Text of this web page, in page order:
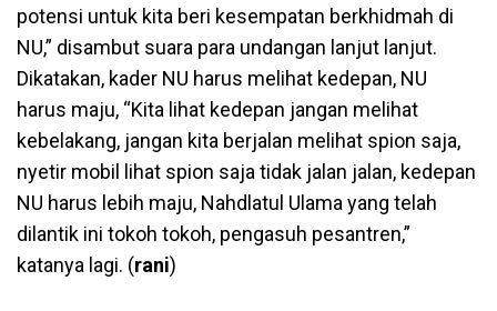
potensi untuk kita beri kesempatan berkhidmah di
NU,” disambut suara para undangan lanjut lanjut.
Dikatakan, kader NU harus melihat kedepan, NU
harus maju, “Kita lihat kedepan jangan melihat
kebelakang, jangan kita berjalan melihat spion saja,
nyetir mobil lihat spion saja tidak jalan jalan, kedepan
NU harus lebih maju, Nahdlatul Ulama yang telah
dilantik ini tokoh tokoh, pengasuh pesantren,”
katanya lagi. (rani)